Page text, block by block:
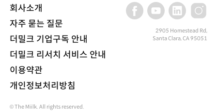
회사소개
자주 묻는 질문
더밀크 기업구독 안내
더밀크 리서치 서비스 안내
이용약관
개인정보처리방침
2905 Homestead Rd,
Santa Clara, CA 95051
© The Miilk. All rights reserved.